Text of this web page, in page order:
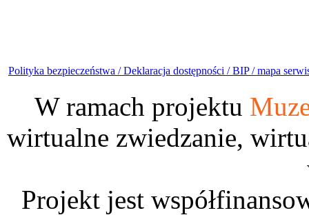
Polityka bezpieczeństwa /Deklaracja dostępności /BIP /mapa
W ramach projektu
wirtualne zwiedzanie,
Projekt jest